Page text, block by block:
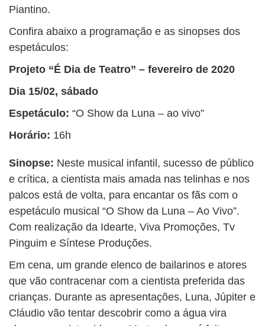
Piantino.
Confira abaixo a programação e as sinopses dos
espetáculos:
Projeto “É Dia de Teatro” – fevereiro de 2020
Dia 15/02, sábado
Espetáculo: “O Show da Luna – ao vivo”
Horário: 16h
Sinopse: Neste musical infantil, sucesso de público
e crítica, a cientista mais amada nas telinhas e nos
palcos está de volta, para encantar os fãs com o
espetáculo musical “O Show da Luna – Ao Vivo”.
Com realização da Idearte, Viva Promoções, Tv
Pinguim e Síntese Produções.
Em cena, um grande elenco de bailarinos e atores
que vão contracenar com a cientista preferida das
crianças. Durante as apresentações, Luna, Júpiter e
Cláudio vão tentar descobrir como a água vira